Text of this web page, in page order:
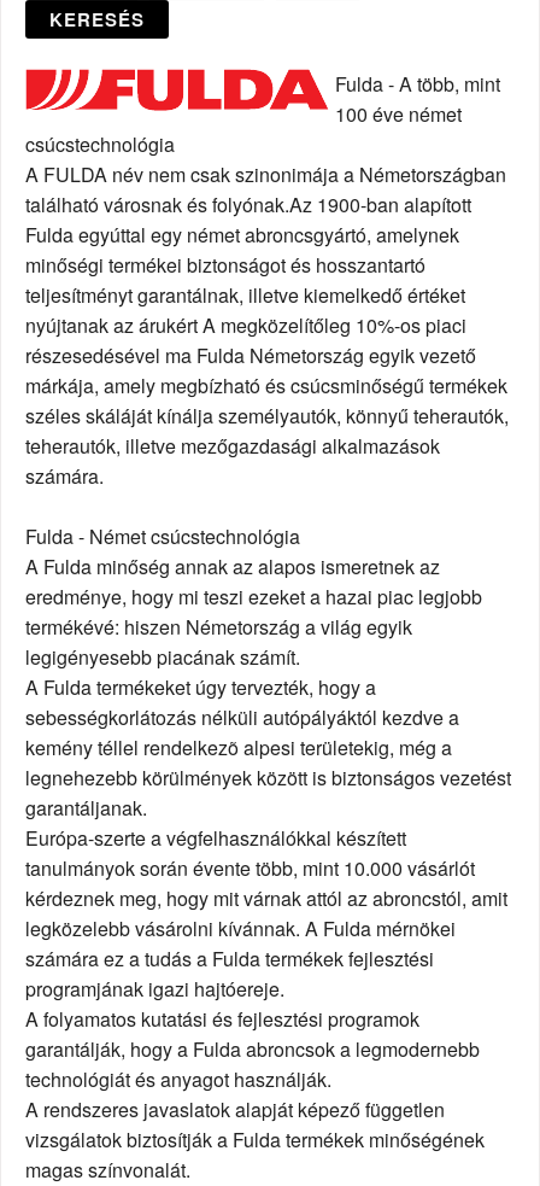
KERESÉS
Fulda - A több, mint
100 éve német
csúcstechnológia
A FULDA név nem csak szinonimája a Németországban
található városnak és folyónak.Az 1900-ban alapított
Fulda egyúttal egy német abroncsgyártó, amelynek
minőségi termékei biztonságot és hosszantartó
teljesítményt garantálnak, illetve kiemelkedő értéket
nyújtanak az árukért A megközelítőleg 10%-os piaci
részesedésével ma Fulda Németország egyik vezető
márkája, amely megbízható és csúcsminőségű termékek
széles skáláját kínálja személyautók, könnyű teherautók,
teherautók, illetve mezőgazdasági alkalmazások
számára.
Fulda - Német csúcstechnológia
A Fulda minőség annak az alapos ismeretnek az
eredménye, hogy mi teszi ezeket a hazai piac legjobb
termékévé: hiszen Németország a világ egyik
legigényesebb piacának számít.
A Fulda termékeket úgy tervezték, hogy a
sebességkorlátozás nélküli autópályáktól kezdve a
kemény téllel rendelkezõ alpesi területekig, még a
legnehezebb körülmények között is biztonságos vezetést
garantáljanak.
Európa-szerte a végfelhasználókkal készített
tanulmányok során évente több, mint 10.000 vásárlót
kérdeznek meg, hogy mit várnak attól az abroncstól, amit
legközelebb vásárolni kívánnak. A Fulda mérnökei
számára ez a tudás a Fulda termékek fejlesztési
programjának igazi hajtóereje.
A folyamatos kutatási és fejlesztési programok
garantálják, hogy a Fulda abroncsok a legmodernebb
technológiát és anyagot használják.
A rendszeres javaslatok alapját képező független
vizsgálatok biztosítják a Fulda termékek minőségének
magas színvonalát.